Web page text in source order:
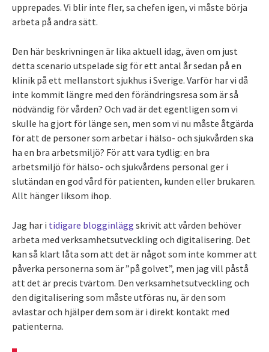
upprepades. Vi blir inte fler, sa chefen igen, vi måste börja
arbeta på andra sätt.
Den här beskrivningen är lika aktuell idag, även om just
detta scenario utspelade sig för ett antal år sedan på en
klinik på ett mellanstort sjukhus i Sverige. Varför har vi då
inte kommit längre med den förändringsresa som är så
nödvändig för vården? Och vad är det egentligen som vi
skulle ha gjort för länge sen, men som vi nu måste åtgärda
för att de personer som arbetar i hälso- och sjukvården ska
ha en bra arbetsmiljö? För att vara tydlig: en bra
arbetsmiljö för hälso- och sjukvårdens personal ger i
slutändan en god vård för patienten, kunden eller brukaren.
Allt hänger liksom ihop.
Jag har i tidigare blogginlägg skrivit att vården behöver
arbeta med verksamhetsutveckling och digitalisering. Det
kan så klart låta som att det är något som inte kommer att
påverka personerna som är ”på golvet”, men jag vill påstå
att det är precis tvärtom. Den verksamhetsutveckling och
den digitalisering som måste utföras nu, är den som
avlastar och hjälper dem som är i direkt kontakt med
patienterna.